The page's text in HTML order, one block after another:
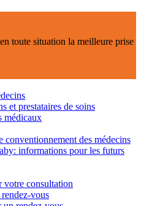
toute situation la meilleure prise
et prestataires de soins
médicaux
conventionnement des médecins
informations pour les futurs
votre consultation
vous